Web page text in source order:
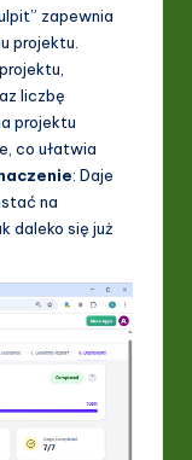
zapewnia
projektu.
liczbę
projektu
co ułatwia
: Daje
na
daleko się już